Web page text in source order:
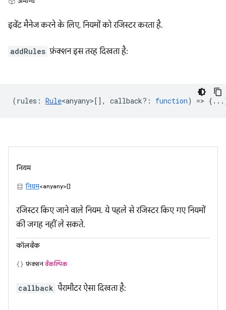
इवेंट मैनेज करने के लिए, नियमों को रजिस्टर करता है.
addRules फ़ंक्शन इस तरह दिखता है:
(rules : Rule<anyany>[], callback? : function) =>
नियम
नियम<anyany>[]
रजिस्टर किए जाने वाले नियम. ये पहले से रजिस्टर किए गए नियमों
की जगह नहीं ले सकते.
कॉलबैक
फ़ंक्शन वैकल्पिक
callback पैरामीटर ऐसा दिखता है: